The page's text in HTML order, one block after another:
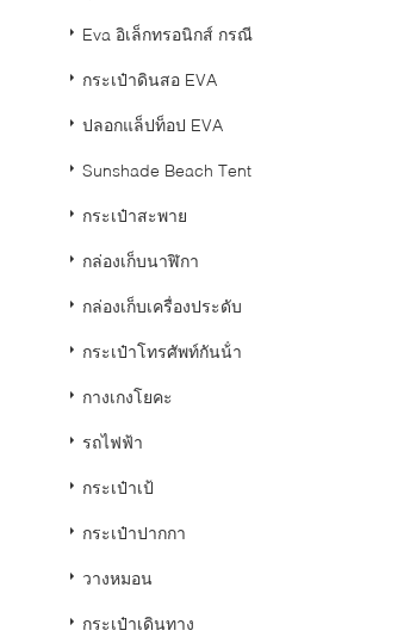
Eva อิเล็กทรอนิกส์ กรณี
กระเป๋าดินสอ EVA
ปลอกแล็ปท็อป EVA
Sunshade Beach Tent
กระเป๋าสะพาย
กล่องเก็บนาฬิกา
กล่องเก็บเครื่องประดับ
กระเป๋าโทรศัพท์กันน้ํา
กางเกงโยคะ
รถไฟฟ้า
กระเป๋าเป้
กระเป๋าปากกา
วางหมอน
กระเป๋าเดินทาง